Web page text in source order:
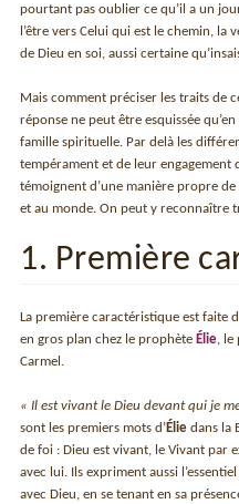
pourtant pas oublier ce qu’il a un
l’être vers Celui qui est le chemin,
de Dieu en soi, aussi certaine
Mais comment préciser les traits de
réponse ne peut être esquissée
famille spirituelle. Par delà les
tempérament et de leur engagement
témoignent d’une manière propre
et au monde. On peut y reconnaître
1. Première
La première caractéristique est faite
en gros plan chez le prophète Élie, le
Carmel.
« Il est vivant le Dieu devant qui je
sont les premiers mots d’Élie dans la
de foi : Dieu est vivant, le Vivant par
avec lui. Ils expriment aussi
avec Dieu, en se tenant en sa